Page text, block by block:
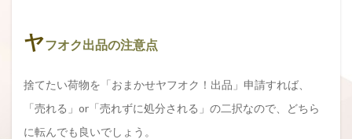
ヤフオク出品の注意点
捨てたい荷物を「おまかせヤフオク！出品」申請すれば、
「売れる」or「売れずに処分される」の二択なので、どちら
に転んでも良いでしょう。